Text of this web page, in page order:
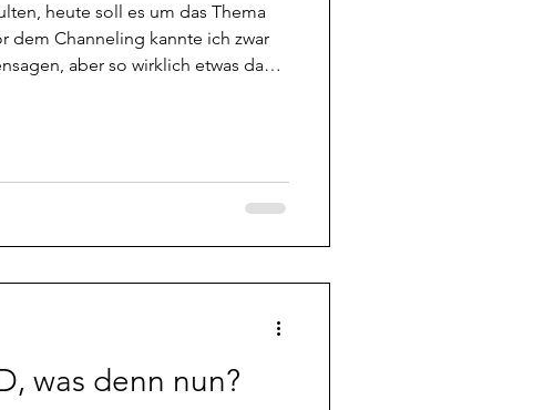
heute soll es um das Thema
dem Channeling kannte ich zwar
aber so wirklich etwas damit
genötigt wurden, ihr Wissen für
was denn nun?